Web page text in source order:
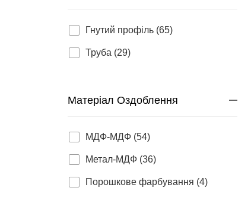
Гнутий профіль (65)
Труба (29)
Матеріал Оздоблення
МДФ-МДФ (54)
Метал-МДФ (36)
Порошкове фарбування (4)